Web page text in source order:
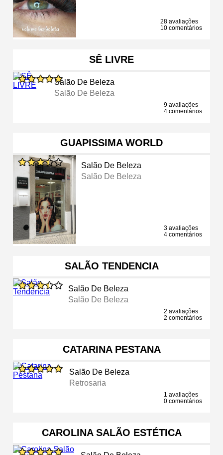
28 avaliações
10 comentários
SÊ LIVRE
Salão De Beleza
Salão De Beleza
9 avaliações
4 comentários
GUAPISSIMA WORLD
Salão De Beleza
Salão De Beleza
3 avaliações
4 comentários
SALÃO TENDENCIA
Salão De Beleza
Salão De Beleza
2 avaliações
2 comentários
CATARINA PESTANA
Salão De Beleza
Retrosaria
1 avaliações
0 comentários
CAROLINA SALÃO ESTÉTICA